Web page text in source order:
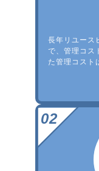
長年リユース
で、管理コス
た管理コスト